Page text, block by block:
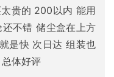
贵的 200以内 能用
不错 储尘盒在上方
是快 次日达 组装也
体好评